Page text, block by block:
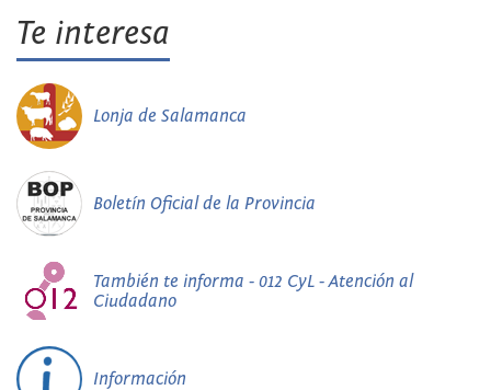
Te interesa
Lonja de Salamanca
Boletín Oficial de la Provincia
También te informa - 012 CyL - Atención al
Ciudadano
Información